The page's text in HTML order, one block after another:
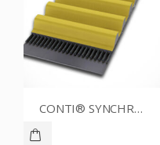
CONTI® SYNCHROCHAIN CARBON CTD 8M 2200 450 C CUSTOM